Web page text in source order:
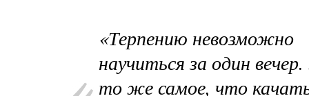
«Терпению невозможно
научиться за один
то же самое, что